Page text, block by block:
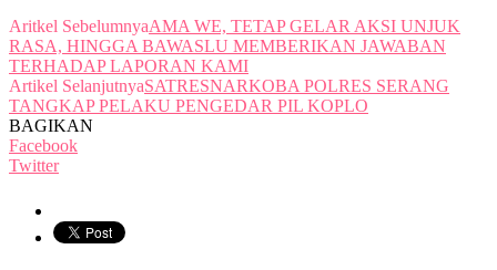
Aritkel SebelumnyaAMA WE, TETAP GELAR AKSI UNJUK
RASA, HINGGA BAWASLU MEMBERIKAN JAWABAN
TERHADAP LAPORAN KAMI
Artikel SelanjutnyaSATRESNARKOBA POLRES SERANG
TANGKAP PELAKU PENGEDAR PIL KOPLO
BAGIKAN
Facebook
Twitter